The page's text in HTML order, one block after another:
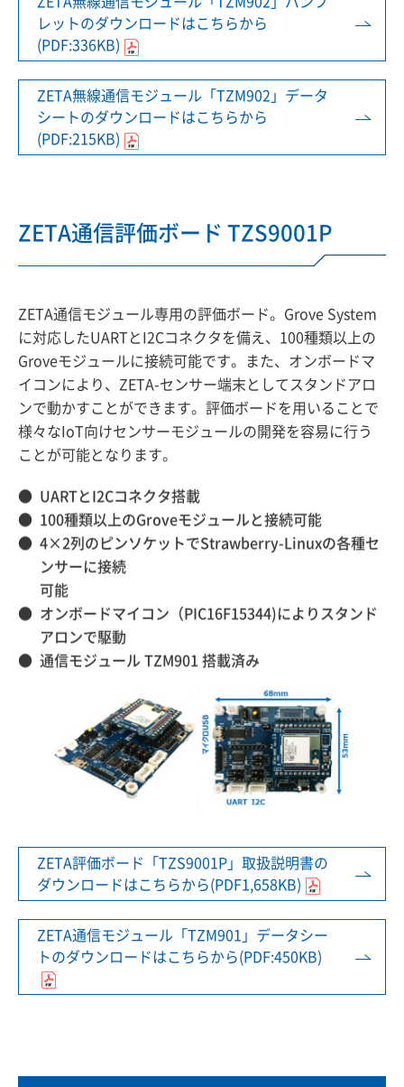
レットのダウンロードはこちらから
(PDF:336KB)
ZETA無線通信モジュール「TZM902」データ
シートのダウンロードはこちらから
(PDF:215KB)
ZETA通信評価ボード TZS9001P
ZETA通信モジュール専用の評価ボード。Grove System
に対応したUARTとI2Cコネクタを備え、100種類以上の
Groveモジュールに接続可能です。また、オンボードマ
イコンにより、ZETA-センサー端末としてスタンドアロ
ンで動かすことができます。評価ボードを用いることで
様々なIoT向けセンサーモジュールの開発を容易に行う
ことが可能となります。
UARTとI2Cコネクタ搭載
100種類以上のGroveモジュールと接続可能
4×2列のピンソケットでStrawberry-Linuxの各種セ
ンサーに接続
可能
オンボードマイコン（PIC16F15344)によりスタンド
アロンで駆動
通信モジュール TZM901 搭載済み
ZETA評価ボード「TZS9001P」取扱説明書の
ダウンロードはこちらから(PDF1,658KB)
ZETA通信モジュール「TZM901」データシー
トのダウンロードはこちらから(PDF:450KB)